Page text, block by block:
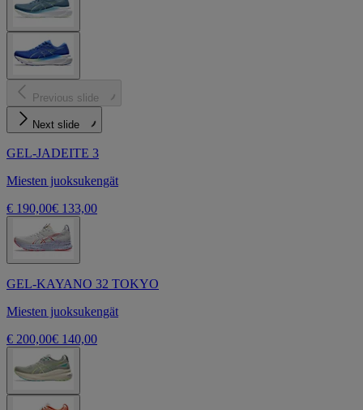
Previous slide
Next slide
GEL-JADEITE 3
Miesten juoksukengät
€ 190,00€ 133,00
GEL-KAYANO 32 TOKYO
Miesten juoksukengät
€ 200,00€ 140,00